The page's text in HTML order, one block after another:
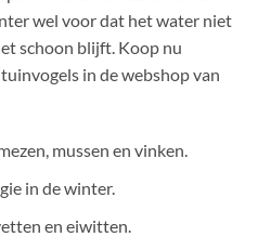
wel voor dat het water niet
schoon blijft. Koop nu
in de webshop van
mussen en vinken.
in de winter.
en eiwitten.